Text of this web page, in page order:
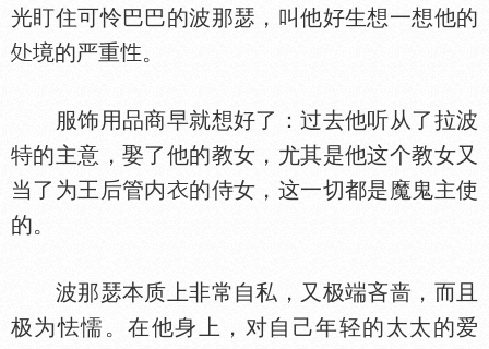
光盯住可怜巴巴的波那瑟，叫他好生想一想他的
境的严重
。
服饰用品商早就想好了：过去他听从了拉波
特的主意，娶了他的教女，尤其是他这个教女又
当了为王后管内
的侍女，这一切都是魔鬼主使
的。
波那瑟本质上非常自私，又极端吝啬，而且
极为怯懦。在他身上，对自己年轻的太太的爱